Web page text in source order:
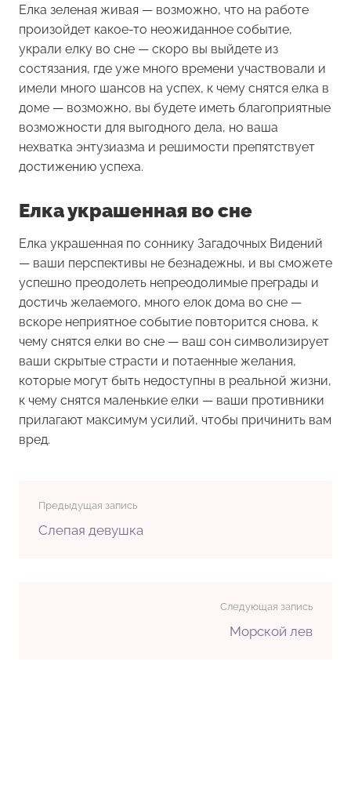
Елка зеленая живая — возможно, что на работе
произойдет какое-то неожиданное событие,
украли елку во сне — скоро вы выйдете из
состязания, где уже много времени участвовали и
имели много шансов на успех, к чему снятся елка в
доме — возможно, вы будете иметь благоприятные
возможности для выгодного дела, но ваша
нехватка энтузиазма и решимости препятствует
достижению успеха.
Елка украшенная во сне
Елка украшенная по соннику Загадочных Видений
— ваши перспективы не безнадежны, и вы сможете
успешно преодолеть непреодолимые преграды и
достичь желаемого, много елок дома во сне —
вскоре неприятное событие повторится снова, к
чему снятся елки во сне — ваш сон символизирует
ваши скрытые страсти и потаенные желания,
которые могут быть недоступны в реальной жизни,
к чему снятся маленькие елки — ваши противники
прилагают максимум усилий, чтобы причинить вам
вред.
Предыдущая запись
Слепая девушка
Следующая запись
Морской лев